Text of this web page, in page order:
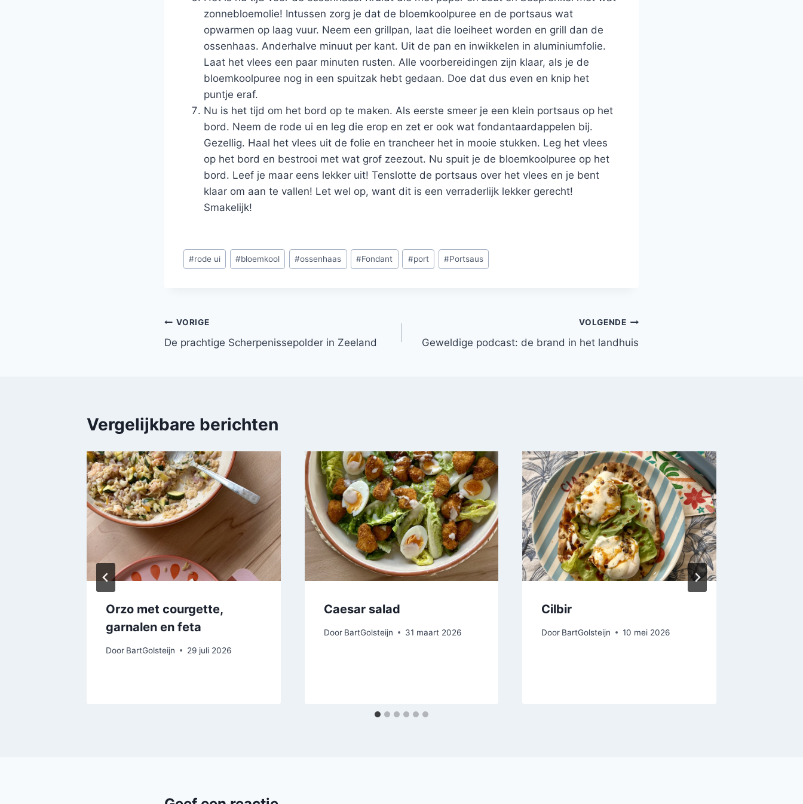
zonnebloemolie! Intussen zorg je dat de bloemkoolpuree en de portsaus wat
opwarmen op laag vuur. Neem een grillpan, laat die loeiheet worden en grill dan de
ossenhaas. Anderhalve minuut per kant. Uit de pan en inwikkelen in aluminiumfolie.
Laat het vlees een paar minuten rusten. Alle voorbereidingen zijn klaar, als je de
bloemkoolpuree nog in een spuitzak hebt gedaan. Doe dat dus even en knip het
puntje eraf.
Nu is het tijd om het bord op te maken. Als eerste smeer je een klein portsaus op het
bord. Neem de rode ui en leg die erop en zet er ook wat fondantaardappelen bij.
Gezellig. Haal het vlees uit de folie en trancheer het in mooie stukken. Leg het vlees
op het bord en bestrooi met wat grof zeezout. Nu spuit je de bloemkoolpuree op het
bord. Leef je maar eens lekker uit! Tenslotte de portsaus over het vlees en je bent
klaar om aan te vallen! Let wel op, want dit is een verraderlijk lekker gerecht!
Smakelijk!
Bericht
tags:
#rode ui #bloemkool #ossenhaas #Fondant #port #Portsaus
Bericht
navigatie
VORIGE
De prachtige Scherpenissepolder in Zeeland
VOLGENDE
Geweldige podcast: de brand in het landhuis
Vergelijkbare berichten
Orzo met courgette,
garnalen en feta
Door BartGolsteijn 29 juli 2026
Caesar salad
Door BartGolsteijn 31 maart 2026
Cilbir
Door BartGolsteijn 10 mei 2026